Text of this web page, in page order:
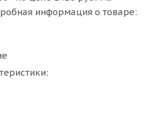
информация о товаре: